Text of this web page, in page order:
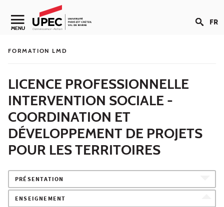
Aller au contenu
Navigation secondaire
MENU FR
FORMATION LMD
LICENCE PROFESSIONNELLE
INTERVENTION SOCIALE -
COORDINATION ET
DÉVELOPPEMENT DE PROJETS
POUR LES TERRITOIRES
PRÉSENTATION
ENSEIGNEMENT